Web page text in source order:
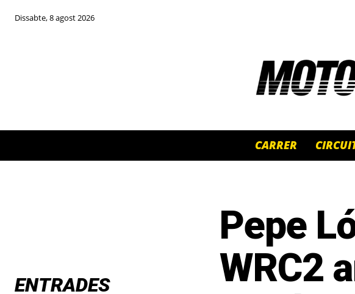
Dissabte, 8 agost 2026
CARRER
ENTRADES
Pepe
WRC2